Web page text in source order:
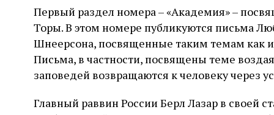
Первый раздел номера – «Академия» –
Торы. В этом номере публикуются письма
Шнеерсона, посвященные таким темам как
Письма, в частности, посвящены теме
заповедей возвращаются к человеку через
Главный раввин России Берл Лазар в своей
частности, Пещеру праотцев и Западную
стену. Он, несомненно, почувствовал
необычайное напряжение и сознательно
отказался приходить к Стене в Тиша бе‑Ав,
чтобы не собирать вокруг себя большое
количество хасидов и жителей города и тем
самым не усиливать напряжённость
Ицкович
тела
день
2